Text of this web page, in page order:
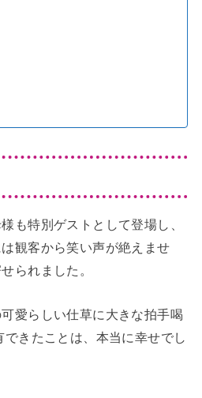
も特別ゲストとして登場し、
観客から笑い声が絶えませ
られました。
愛らしい仕草に大きな拍手喝
きたことは、本当に幸せでし